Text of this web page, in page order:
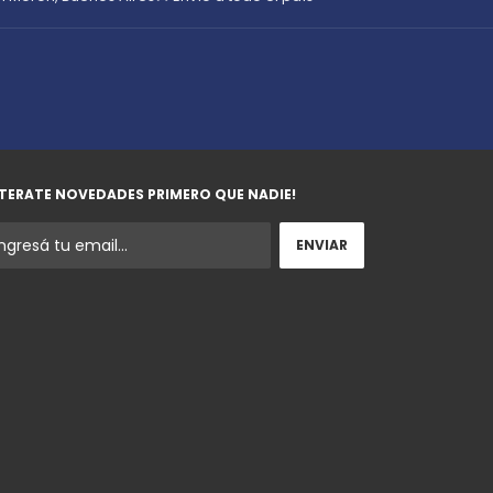
NOVEDADES PRIMERO QUE NADIE!